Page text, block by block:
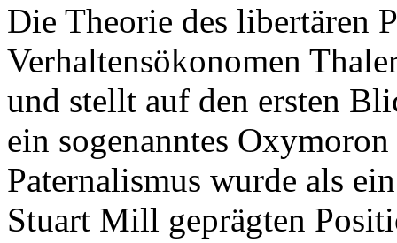
Die Theorie des libertären
Verhaltensökonomen
und stellt auf den ersten
ein sogenanntes
Paternalismus wurde als
Stuart Mill geprägten